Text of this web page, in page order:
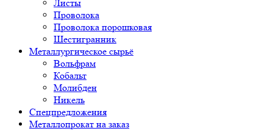
Листы
Проволока
Проволока порошковая
Шестигранник
Металлургическое сырьё
Вольфрам
Кобальт
Молибден
Никель
Спецпредложения
Металлопрокат на заказ